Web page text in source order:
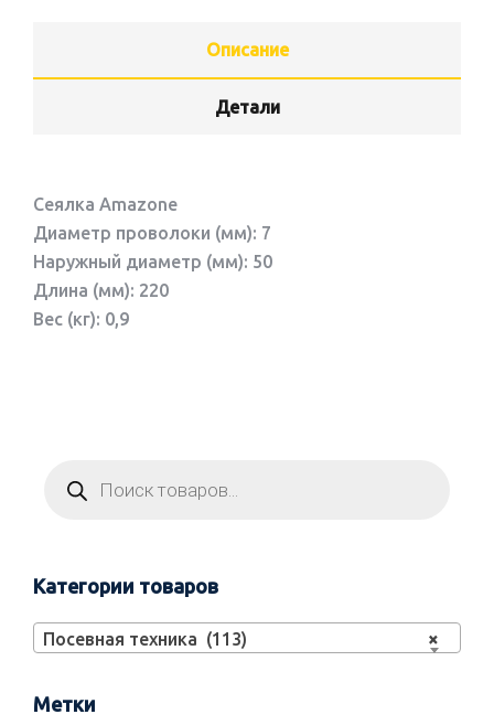
Описание
Детали
Сеялка Amazone
Диаметр проволоки (мм): 7
Наружный диаметр (мм): 50
Длина (мм): 220
Вес (кг): 0,9
Категории товаров
×
Посевная техника (113)
Метки